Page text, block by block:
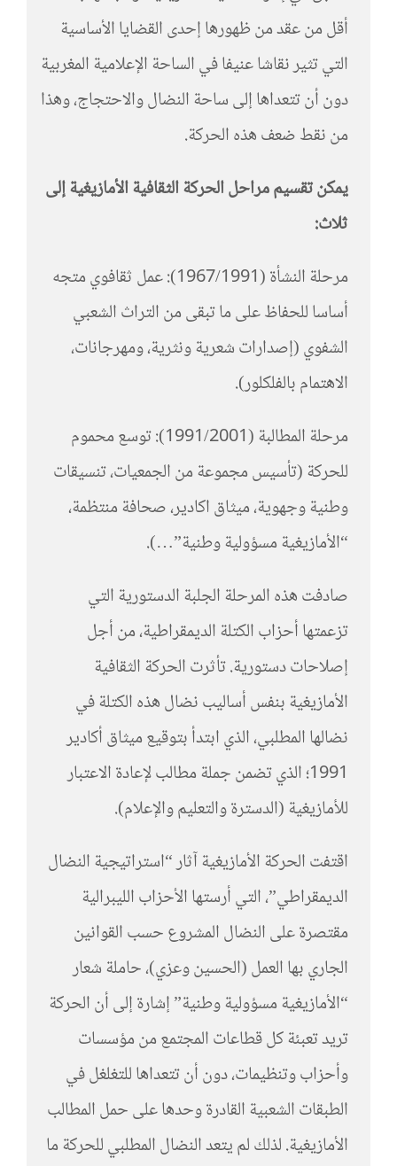
أقل من عقد من ظهورها إحدى القضايا الأساسية
التي تثير نقاشا عنيفا في الساحة الإعلامية المغربية
دون أن تتعداها إلى ساحة النضال والاحتجاج، وهذا
من نقط ضعف هذه الحركة.
يمكن تقسيم مراحل الحركة الثقافية الأمازيغية إلى
ثلاث:
مرحلة النشأة (1967/1991): عمل ثقافوي متجه
أساسا للحفاظ على ما تبقى من التراث الشعبي
الشفوي (إصدارات شعرية ونثرية، ومهرجانات،
الاهتمام بالفلكلور).
مرحلة المطالبة (1991/2001): توسع محموم
للحركة (تأسيس مجموعة من الجمعيات، تنسيقات
وطنية وجهوية، ميثاق اكادير، صحافة منتظمة،
“الأمازيغية مسؤولية وطنية”…).
صادفت هذه المرحلة الجلبة الدستورية التي
تزعمتها أحزاب الكتلة الديمقراطية، من أجل
إصلاحات دستورية. تأثرت الحركة الثقافية
الأمازيغية بنفس أساليب نضال هذه الكتلة في
نضالها المطلبي، الذي ابتدأ بتوقيع ميثاق أكادير
1991؛ الذي تضمن جملة مطالب لإعادة الاعتبار
للأمازيغية (الدسترة والتعليم والإعلام).
اقتفت الحركة الأمازيغية آثار “استراتيجية النضال
الديمقراطي”، التي أرستها الأحزاب الليبرالية
مقتصرة على النضال المشروع حسب القوانين
الجاري بها العمل (الحسين وعزي)، حاملة شعار
“الأمازيغية مسؤولية وطنية” إشارة إلى أن الحركة
تريد تعبئة كل قطاعات المجتمع من مؤسسات
وأحزاب وتنظيمات، دون أن تتعداها للتغلغل في
الطبقات الشعبية القادرة وحدها على حمل المطالب
الأمازيغية. لذلك لم يتعد النضال المطلبي للحركة ما